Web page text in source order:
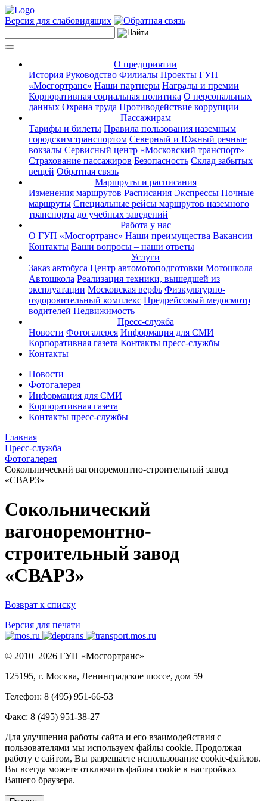
Версия для слабовидящих
О предприятии
История Руководство Филиалы Проекты ГУП
«Мосгортранс» Наши партнеры Награды и премии
Корпоративная социальная политика О персональных
данных Охрана труда Противодействие коррупции
Пассажирам
Тарифы и билеты Правила пользования наземным
городским транспортом Северный и Южный речные
вокзалы Сервисный центр «Московский транспорт»
Страхование пассажиров Безопасность Склад забытых
вещей Обратная связь
Маршруты и расписания
Изменения маршрутов Расписания Экспрессы Ночные
маршруты Специальные рейсы маршрутов наземного
транспорта до учебных заведений
Работа у нас
О ГУП «Мосгортранс» Наши преимущества Вакансии
Контакты Ваши вопросы – наши ответы
Услуги
Заказ автобуса Центр автомотоподготовки Мотошкола
Автошкола Реализация техники, вышедшей из
эксплуатации Московская верфь Физкультурно-
оздоровительный комплекс Предрейсовый медосмотр
водителей Недвижимость
Пресс-служба
Новости Фотогалерея Информация для СМИ
Корпоративная газета Контакты пресс-службы
Контакты
Новости
Фотогалерея
Информация для СМИ
Корпоративная газета
Контакты пресс-службы
Главная
Пресс-служба
Фотогалерея
Сокольнический вагоноремонтно-строительный завод
«СВАРЗ»
Сокольнический
вагоноремонтно-
строительный завод
«СВАРЗ»
Возврат к списку
Версия для печати
© 2010–2026 ГУП «Мосгортранс»
125195, г. Москва, Ленинградское шоссе, дом 59
Телефон: 8 (495) 951-66-53
Факс: 8 (495) 951-38-27
Для улучшения работы сайта и его взаимодействия с
пользователями мы используем файлы cookie. Продолжая
работу с сайтом, Вы разрешаете использование cookie-файлов.
Вы всегда можете отключить файлы cookie в настройках
Вашего браузера.